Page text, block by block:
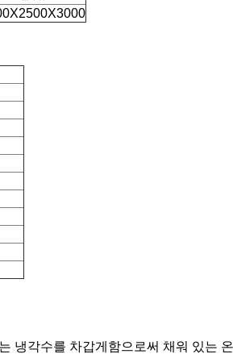
냉각수를 차갑게함으로써 채워 있는